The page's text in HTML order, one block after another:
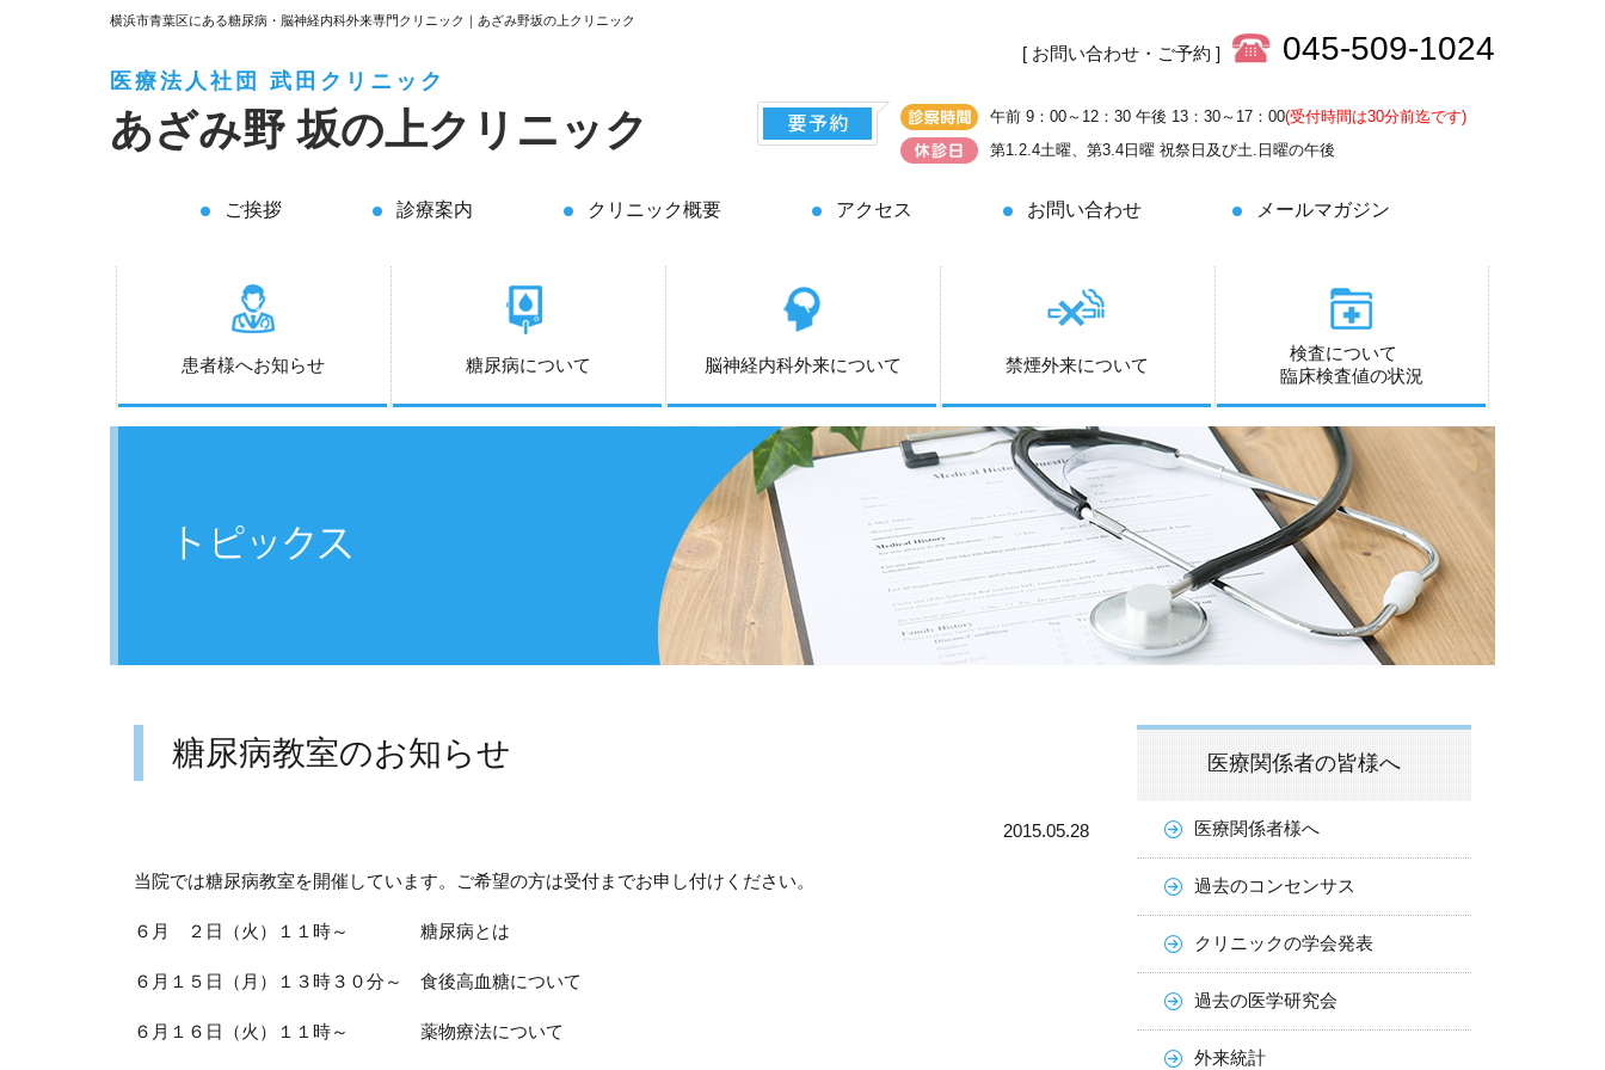
横浜市青葉区にある糖尿病・脳神経内科外来専門クリニック｜あざみ野坂の上クリニック
医療法人社団 武田クリニック
あざみ野坂の上クリニック
[ お問い合わせ・ご予約 ] 045-509-1024
午前 9：00～12：30 午後 13：30～17：00(受付時間は30分前迄です)
第1.2.4土曜、第3.4日曜 祝祭日及び土.日曜の午後
ご挨拶 診療案内 クリニック概要 アクセス お問い合わせ メールマガジン
患者様へお知らせ 糖尿病について 脳神経内科外来について 禁煙外来について
検査について
臨床検査値の状況
糖尿病教室のお知らせ
2015.05.28
当院では糖尿病教室を開催しています。ご希望の方は受付までお申し付けください。
６月 ２日（火）１１時～ 糖尿病とは
６月１５日（月）１３時３０分～ 食後高血糖について
６月１６日（火）１１時～ 薬物療法について
医療関係者の皆様へ
医療関係者様へ
過去のコンセンサス
クリニックの学会発表
過去の医学研究会
外来統計